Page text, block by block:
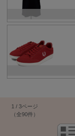
1 / 3ページ
（全90件）